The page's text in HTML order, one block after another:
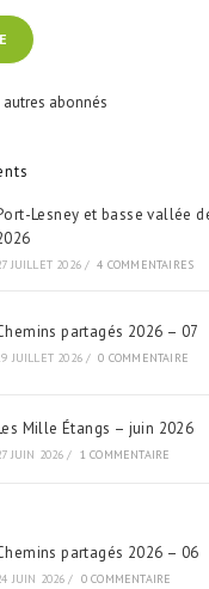
abonnés
Lesney et basse vallée
JUILLET 2026 / 4 COMMENTAIRES
partagés 2026 – 07
JUILLET 2026 / 0 COMMENTAIRE
Mille Étangs – juin 2026
JUIN 2026 / 1 COMMENTAIRE
partagés 2026 – 06
JUIN 2026 / 0 COMMENTAIRE